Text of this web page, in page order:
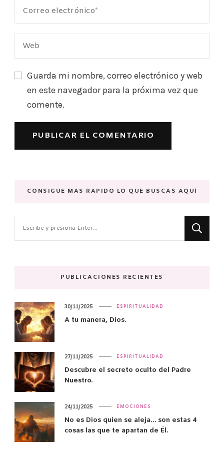
Guarda mi nombre, correo electrónico y web
en este navegador para la próxima vez que
comente.
CONSIGUE MAS RAPIDO LO QUE BUSCAS AQUÍ
PUBLICACIONES RECIENTES
ESPIRITUALIDAD
A tu manera, Dios.
30/11/2025
ESPIRITUALIDAD
Descubre el secreto oculto del Padre
Nuestro.
27/11/2025
EMOCIONES
No es Dios quien se aleja… son estas 4
cosas las que te apartan de Él.
24/11/2025